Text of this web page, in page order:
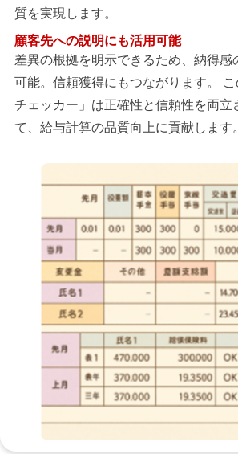
質を実現します。
顧客先への説明にも活用可能
差異の根拠を明示できるため、納得感
可能。信頼獲得にもつながります。
チェッカー」は正確性と信頼性を両立
て、給与計算の品質向上に貢献します。